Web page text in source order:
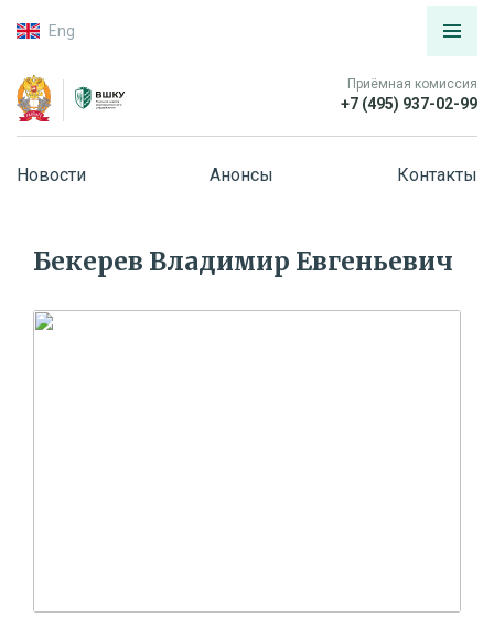
Eng
Приёмная комиссия
+7 (495) 937-02-99
Новости Анонсы Контакты
Бекерев Владимир Евгеньевич